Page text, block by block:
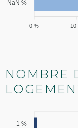
NaN %
10
0 %
NOMBRE
1 %